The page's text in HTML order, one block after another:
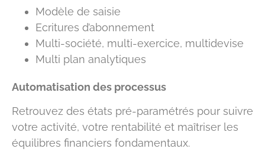
Modèle de saisie
Ecritures d’abonnement
Multi-société, multi-exercice, multidevise
Multi plan analytiques
Automatisation des processus
Retrouvez des états pré-paramétrés pour suivre
votre activité, votre rentabilité et maîtriser les
équilibres financiers fondamentaux.